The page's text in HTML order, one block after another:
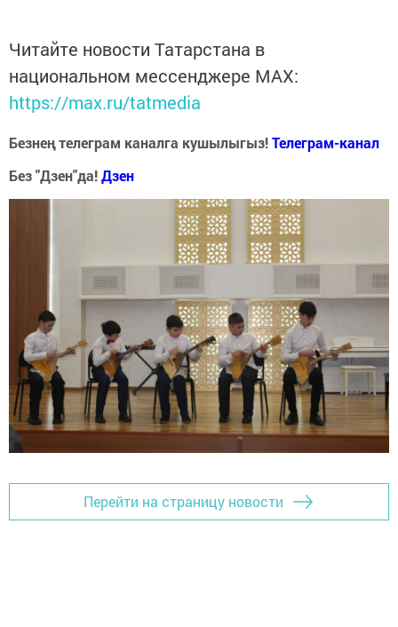
Читайте новости Татарстана в
национальном мессенджере MАХ:
https://max.ru/tatmedia
Безнең телеграм каналга кушылыгыз!Телеграм-канал
Без "Дзен"да!Дзен
Перейти на страницу новости